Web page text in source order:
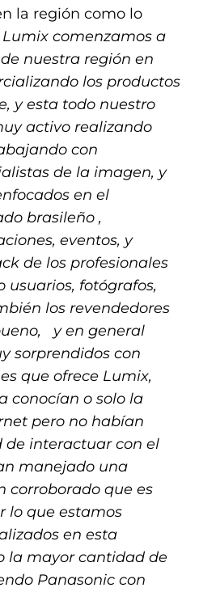
la región como lo
Lumix comenzamos a
nuestra región en
los productos
y esta todo nuestro
activo realizando
con
de la imagen, y
en el
brasileño ,
eventos, y
de los profesionales
fotógrafos,
los revendedores
y en general
sorprendidos con
que ofrece Lumix,
conocían o solo la
pero no habían
interactuar con el
manejado una
corroborado que es
lo que estamos
en esta
la mayor cantidad de
Panasonic con